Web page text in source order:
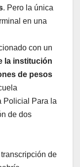
. Pero la única
en una
con un
la institución
de pesos
Policial Para la
de dos
de